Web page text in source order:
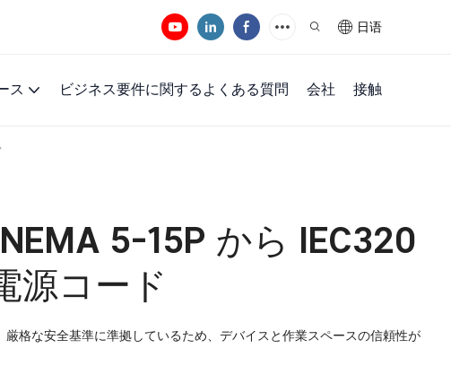
日语
ス ビジネス要件に関するよくある質問 会社 接触
5-15P から IEC320
源コード
格な安全基準に準拠しているため、デバイスと作業スペースの信頼性が